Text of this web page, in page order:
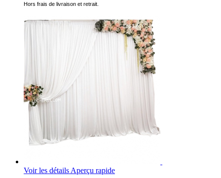
Hors frais de livraison et retrait.
Voir les détails Aperçu rapide